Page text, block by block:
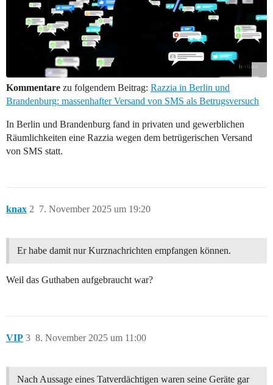
Kommentare zu folgendem Beitrag: Razzia in Berlin und
Brandenburg: massenhafter Versand von SMS als Betrugsversuch
In Berlin und Brandenburg fand in privaten und gewerblichen
Räumlichkeiten eine Razzia wegen dem betrügerischen Versand
von SMS statt.
knax 7. November 2025 um 19:20
2
Er habe damit nur Kurznachrichten empfangen können.
Weil das Guthaben aufgebraucht war?
VIP 8. November 2025 um 11:00
3
Nach Aussage eines Tatverdächtigen waren seine Geräte gar